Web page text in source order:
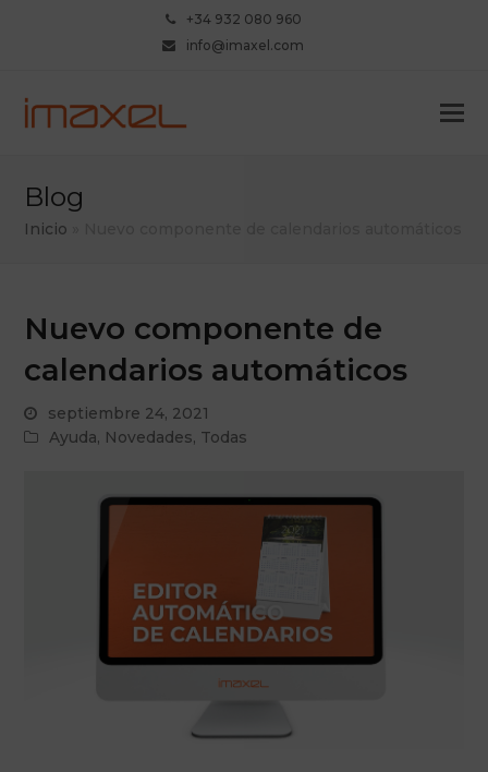
+34 932 080 960
info@imaxel.com
Blog
Inicio
Nuevo componente de
calendarios automáticos
septiembre 24, 2021
Ayuda, Novedades, Todas